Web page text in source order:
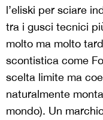
l’eliski per sciare
tra i gusci tecnici
molto ma molto
scontistica come
scelta limite ma
naturalmente
mondo). Un